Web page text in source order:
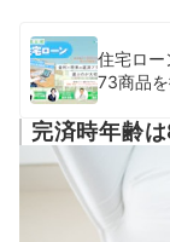
住宅ロー
73商品
完済時年齢